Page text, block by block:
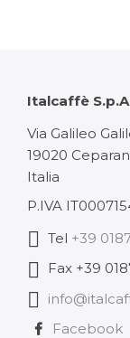
Italcaffè
Via Galileo
19020
Italia
P.IVA
Tel +39
Fax +39
Facebook